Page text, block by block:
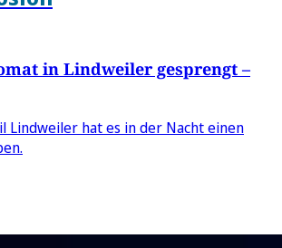
in Lindweiler gesprengt –
Lindweiler hat es in der Nacht einen